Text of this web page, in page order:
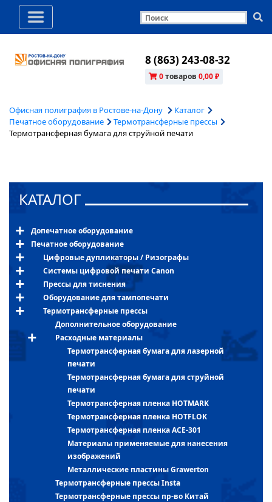
8 (863) 243-08-32
0товаров 0,00 ₽
Офисная полиграфия в Ростове-на-Дону
Каталог
Печатное оборудование
Термотрансферные прессы
Термотрансферная бумага для струйной печати
КАТАЛОГ
Допечатное оборудование
Печатное оборудование
Цифровые дупликаторы / Ризографы
Системы цифровой печати Canon
Прессы для тиснения
Оборудование для тампопечати
Термотрансферные прессы
Дополнительное оборудование
Расходные материалы
Термотрансферная бумага для лазерной
печати
Термотрансферная бумага для струйной
печати
Термотрансферная пленка HOTMARK
Термотрансферная пленка HOTFLOK
Термотрансферная пленка ACE-301
Материалы применяемые для нанесения
изображений
Металлические пластины Grawerton
Термотрансферные прессы Insta
Термотрансферные прессы пр-во Китай